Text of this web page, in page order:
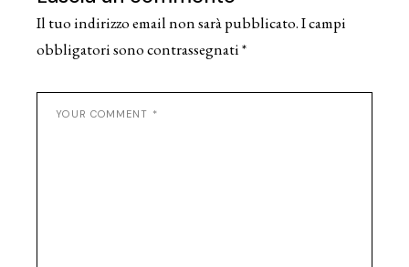
Il tuo indirizzo email non sarà pubblicato.I campi
obbligatori sono contrassegnati*